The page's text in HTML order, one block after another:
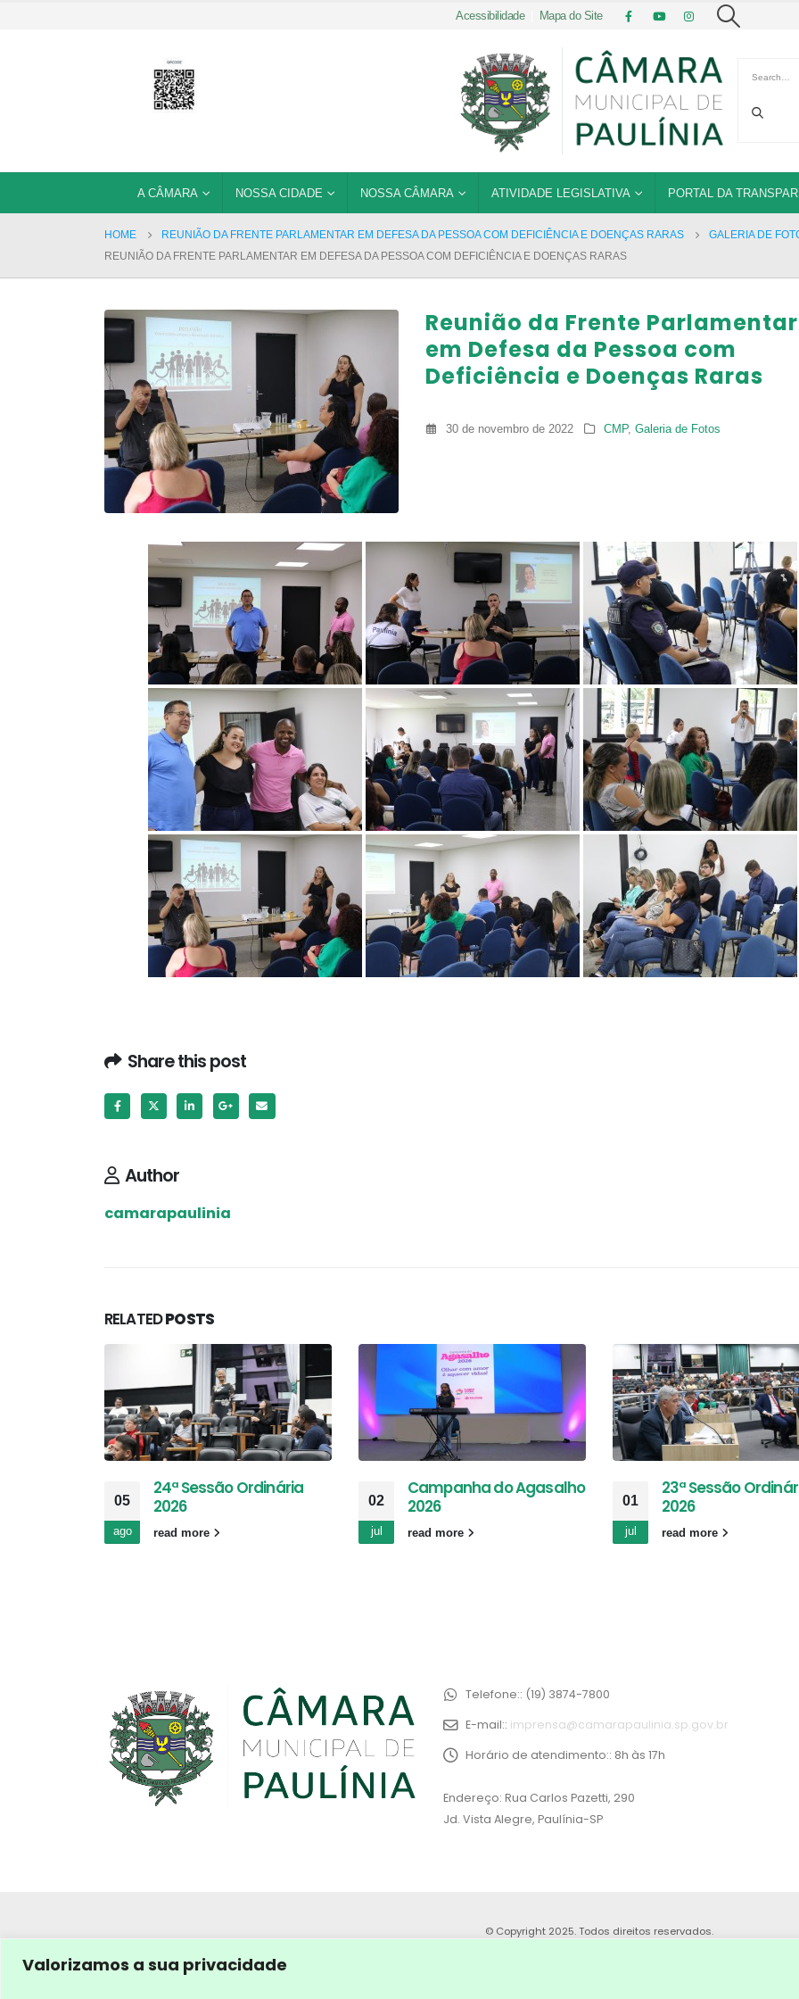
Valorizamos a sua privacidade
Acessibilidade| Mapa do Site
A CÂMARA NOSSA CIDADE NOSSA CÂMARA ATIVIDADE LEGISLATIVA PORTAL DA
HOME REUNIÃO DA FRENTE PARLAMENTAR EM DEFESA DA PESSOA COM DEFICIÊNCIA E DOENÇAS RARAS GALERIA DE
REUNIÃO DA FRENTE PARLAMENTAR EM DEFESA DA PESSOA COM DEFICIÊNCIA E DOENÇAS RARAS
Reunião da Frente Parlamentar
em Defesa da Pessoa com
Deficiência e Doenças Raras
30 de novembro de 2022 CMP,Galeria de Fotos
Share this post
Author
camarapaulinia
RELATEDPOSTS
05
ago
24ª Sessão Ordinária
2026
read more
02
jul
Campanha do Agasalho
2026
read more
01
jul
23ª Sessão
2026
read more
Telefone:: (19) 3874-7800
E-mail:: imprensa@camarapaulinia.sp.gov.br
Horário de atendimento:: 8h às 17h
Endereço: Rua Carlos Pazetti, 290
Jd. Vista Alegre, Paulínia-SP
© Copyright 2025. Todos direitos reservados.